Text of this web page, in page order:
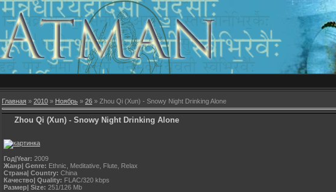
Главная » 2010 » Ноябрь » 26 » Zhou Qi (Xun) - Snowy Night Drinking Alone
Zhou Qi (Xun) - Snowy Night Drinking Alone
Год|Year: 2009
Жанр| Genre: Ethnic, Meditative, Flute, Relax
Страна| Country: China
Качество| Quality: FLAC/320 kbps
Размер| Size: 251/126 Mb